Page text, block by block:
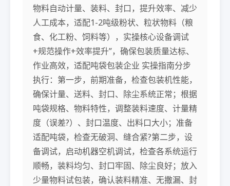
物料自动计量、装料、封口，提升效率、减少
人工成本，适配1-2吨级粉状、粒状物料（粮
食、化工粉、饲料等），实操核心设备调试
+规范操作+效率提升”，确保包装质量达标、
作业高效，适配吨袋包装企业 实操指南分步
执行：第一步，前期准备，检查包装机性能，
确保计量、送料、封口、除尘系统正常；根据
吨袋规格、物料特性，调整装料速度、计量精
度（误差?）、封口温度、出料口大小；准备
适配吨袋，检查无破洞、缝合紧?第二步，设
备调试，启动机器空机调试，检查各系统运行
顺畅，装料均匀、封口牢固、除尘良好；放入
少量物料试包装，确认装料精准、无撒漏、封